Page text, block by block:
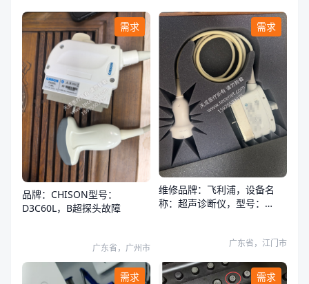
需求
品牌：CHISON型号：
D3C60L，B超探头故障
广东省，广州市
需求
维修品牌：飞利浦，设备名
称：超声诊断仪，型号：
广东省，江门市
需求 需求